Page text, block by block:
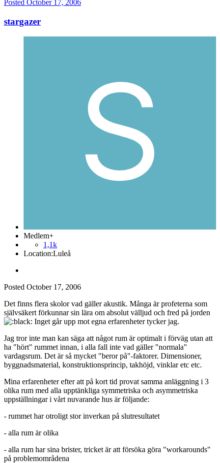
Posted October 17, 2006
stargazer
Medlem+
1,1k
Location:Luleå
Posted October 17, 2006
Det finns flera skolor vad gäller akustik. Många är profeterna som
självsäkert förkunnar sin lära om absolut välljud och fred på jorden
Inget går upp mot egna erfarenheter tycker jag.
Jag tror inte man kan säga att något rum är optimalt i förväg utan att
ha "hört" rummet innan, i alla fall inte vad gäller "normala"
vardagsrum. Det är så mycket "beror på"-faktorer. Dimensioner,
byggnadsmaterial, konstruktionsprincip, takhöjd, vinklar etc etc.
Mina erfarenheter efter att på kort tid provat samma anläggning i 3
olika rum med alla upptänkliga symmetriska och asymmetriska
uppställningar i vårt nuvarande hus är följande:
- rummet har otroligt stor inverkan på slutresultatet
- alla rum är olika
- alla rum har sina brister, tricket är att försöka göra "workarounds"
på problemområdena